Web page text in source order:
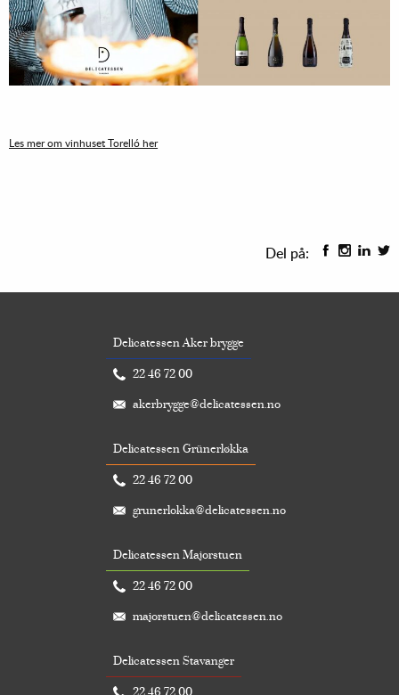
Les mer om vinhuset Torelló her
Del på:
Delicatessen Aker brygge
22 46 72 00
akerbrygge@delicatessen.no
Delicatessen Grünerløkka
22 46 72 00
grunerlokka@delicatessen.no
Delicatessen Majorstuen
22 46 72 00
majorstuen@delicatessen.no
Delicatessen Stavanger